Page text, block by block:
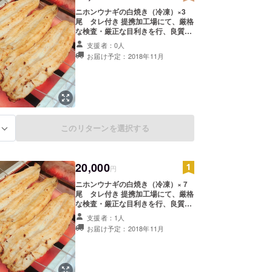
ニホンウナギの白焼き（冷凍）×3
尾 タレ付き 提携加工場にて、厳格
な検査・厳正な目利きを行、良質な
ニホンウナギを白焼加工→冷凍し、
郵送にてお送り致します。
支援者：0人
お届け予定：2018年11月
このリターンを選択する
20,000円
ニホンウナギの白焼き（冷凍）×７
尾 タレ付き 提携加工場にて、厳格
な検査・厳正な目利きを行、良質な
ニホンウナギを白焼加工→冷凍し、
郵送にてお送り致します。
支援者：1人
お届け予定：2018年11月